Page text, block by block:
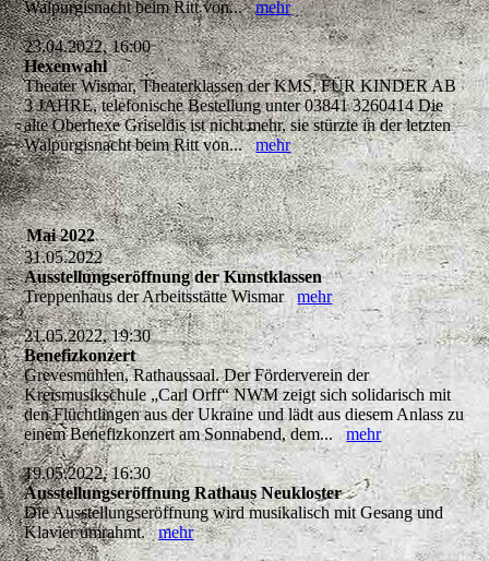
Walpurgisnacht beim Ritt von...mehr
23.04.2022, 16:00
Hexenwahl
Theater Wismar, Theaterklassen der KMS, FÜR KINDER AB
3 JAHRE, telefonische Bestellung unter 03841 3260414 Die
alte Oberhexe Griseldis ist nicht mehr, sie stürzte in der letzten
Walpurgisnacht beim Ritt von...mehr
Mai 2022
31.05.2022
Ausstellungseröffnung der Kunstklassen
Treppenhaus der Arbeitsstätte Wismarmehr
21.05.2022, 19:30
Benefizkonzert
Grevesmühlen, Rathaussaal. Der Förderverein der
Kreismusikschule „Carl Orff“ NWM zeigt sich solidarisch mit
den Flüchtlingen aus der Ukraine und lädt aus diesem Anlass zu
einem Benefizkonzert am Sonnabend, dem...mehr
19.05.2022, 16:30
Ausstellungseröffnung Rathaus Neukloster
Die Ausstellungseröffnung wird musikalisch mit Gesang und
Klavier umrahmt.mehr